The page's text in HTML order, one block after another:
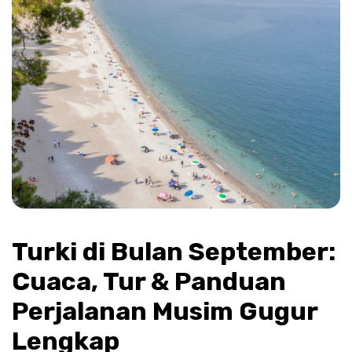
Turki di Bulan September:
Cuaca, Tur & Panduan
Perjalanan Musim Gugur
Lengkap